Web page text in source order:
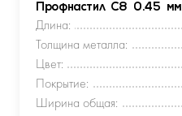
Профнастил С8 0.45 мм
Длина:
Толщина металла:
Цвет:
Покрытие:
Ширина общая: